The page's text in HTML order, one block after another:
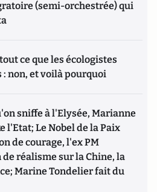
ingérence, les stratégies
contre les entreprises, au
de l'internet à l’IFP (Institut
Paris 2 Panthéon-Assas,
les entreprises - Théorie et
économique », paru chez
du chapitre cinq sur « la
en ligne » du « Manuel
» paru en 2020 aux Presses
(semi-orchestrée) qui
ce que les écologistes
non, et voilà pourquoi
sniffe à l'Elysée, Marianne
l'Etat; Le Nobel de la Paix
de courage, l'ex PM
réalisme sur la Chine, la
Marine Tondelier fait du